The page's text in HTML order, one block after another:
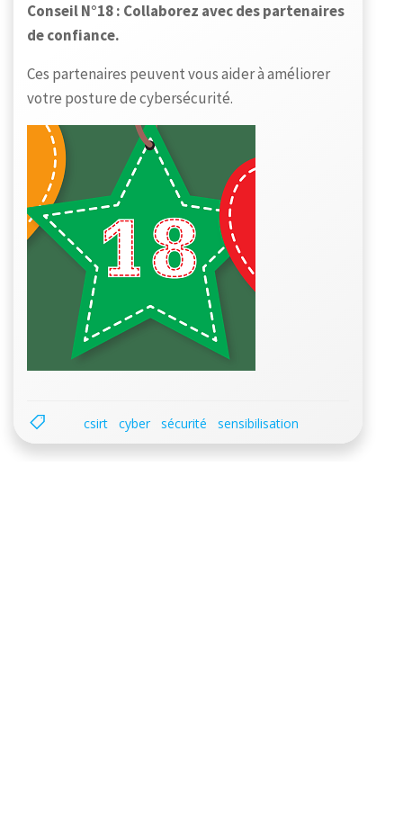
Conseil N°18 : Collaborez avec des partenaires
de confiance.
Ces partenaires peuvent vous aider à améliorer
votre posture de cybersécurité.
csirt cyber sécurité sensibilisation